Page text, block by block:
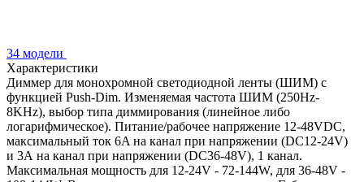
34 модели
Характеристики
Диммер для монохромной светодиодной ленты (ШИМ) с
функцией Push-Dim. Изменяемая частота ШИМ (250Hz-
8KHz), выбор типа диммирования (линейное либо
логарифмическое). Питание/рабочее напряжение 12-48VDC,
максимальный ток 6A на канал при напряжении (DC12-24V)
и 3А на канал при напряжении (DC36-48V), 1 канал.
Максимальная мощность для 12-24V - 72-144W, для 36-48V -